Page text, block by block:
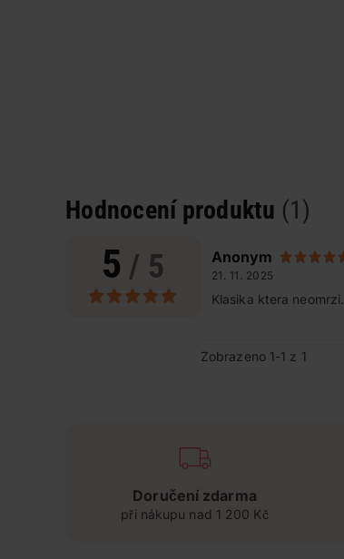
Hodnocení produktu (1)
5 / 5 Anonym
21. 11. 2025
Klasika ktera neomrzi.
Zobrazeno 1-1 z 1
Doručení zdarma
při nákupu nad 1 200 Kč